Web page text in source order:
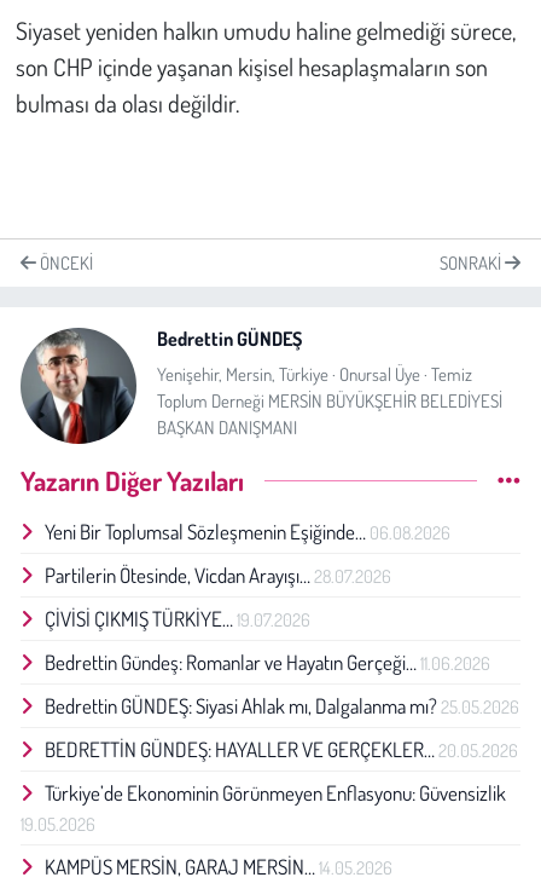
Siyaset yeniden halkın umudu haline gelmediği sürece,
son CHP içinde yaşanan kişisel hesaplaşmaların son
bulması da olası değildir.
ÖNCEKI SONRAKI
Bedrettin GÜNDEŞ
Yenişehir, Mersin, Türkiye · Onursal Üye · Temiz
Toplum Derneği MERSİN BÜYÜKŞEHİR BELEDİYESİ
BAŞKAN DANIŞMANI
Yazarın Diğer Yazıları
Yeni Bir Toplumsal Sözleşmenin Eşiğinde… 06.08.2026
Partilerin Ötesinde, Vicdan Arayışı… 28.07.2026
ÇİVİSİ ÇIKMIŞ TÜRKİYE… 19.07.2026
Bedrettin Gündeş: Romanlar ve Hayatın Gerçeği… 11.06.2026
Bedrettin GÜNDEŞ: Siyasi Ahlak mı, Dalgalanma mı?25.05.2026
BEDRETTİN GÜNDEŞ: HAYALLER VE GERÇEKLER… 20.05.2026
Türkiye’de Ekonominin Görünmeyen Enflasyonu: Güvensizlik
19.05.2026
KAMPÜS MERSİN, GARAJ MERSİN… 14.05.2026